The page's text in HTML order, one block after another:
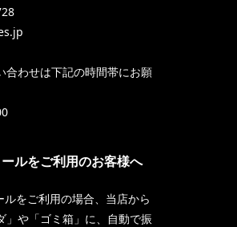
合わせは下記の時間帯にお願
ルをご利用のお客様へ
をご利用の場合、当店から
」や「ゴミ箱」に、自動で振